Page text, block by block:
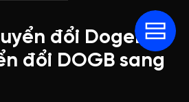
đổi DogeBoy
đổi DOGB sang